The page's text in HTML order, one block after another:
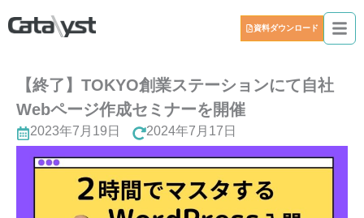
資料ダウンロード
【終了】TOKYO創業ステーションにて自社
Webページ作成セミナーを開催
2023年7月19日 2024年7月17日